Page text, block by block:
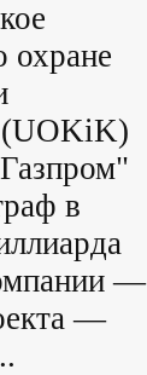
охране
(UOKiK)
в
—
—